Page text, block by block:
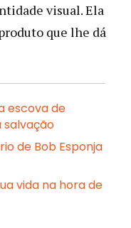
visual. Ela
que lhe dá
escova de
salvação
de Bob Esponja
vida na hora de